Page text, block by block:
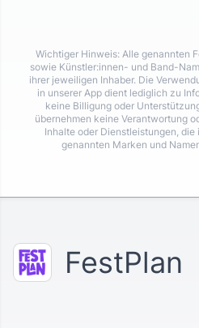
Wichtiger Hinweis: Alle genannten
sowie Künstler:innen- und Band-
ihrer jeweiligen Inhaber. Die
in unserer App dient lediglich zu
keine Billigung oder
übernehmen keine Verantwortung
Inhalte oder Dienstleistungen, die
genannten Marken und
FestPlan